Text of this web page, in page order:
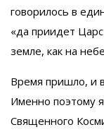
говорилось в
«да приидет
земле, как на
Время пришло, и
Именно поэтому
Священного